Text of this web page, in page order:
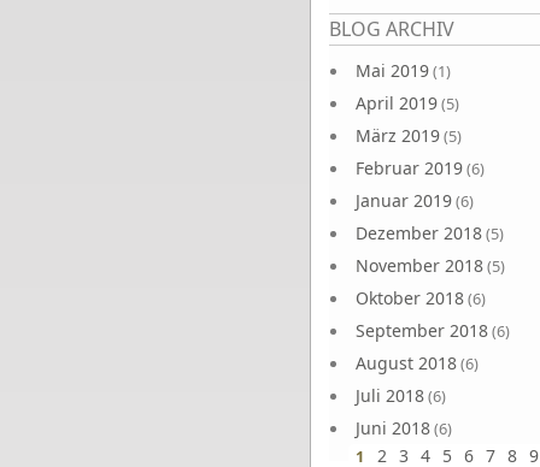
BLOG ARCHIV
Mai 2019(1)
April 2019(5)
März 2019(5)
Februar 2019(6)
Januar 2019(6)
Dezember 2018(5)
November 2018(5)
Oktober 2018(6)
September 2018(6)
August 2018(6)
Juli 2018(6)
Juni 2018(6)
Seiten
1 2 3 4 5 6 7 8 9